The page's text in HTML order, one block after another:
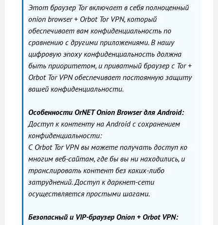
Этот браузер Tor включает в себя полноценный
onion browser + Orbot Tor VPN, который
обеспечивает вам конфиденциальность по
сравнению с другими приложениями. В нашу
цифровую эпоху конфиденциальность должна
быть приоритетом, и приватный браузер с Tor +
Orbot Tor VPN обеспечивает постоянную защиту
вашей конфиденциальности.
Особенности OrNET Onion Browser для Android:
Доступ к контенту на Android с сохранением
конфиденциальности:
С Orbot Tor VPN вы можете получать доступ ко
многим веб-сайтам, где бы вы ни находились, и
транслировать контент без каких-либо
затруднений. Доступ к даркнет-сети
осуществляется простыми шагами.
Безопасный и VIP-браузер Onion + Orbot VPN: